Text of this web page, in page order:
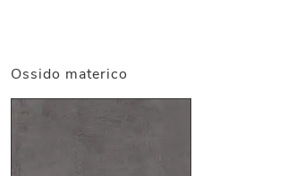
Ossido materico